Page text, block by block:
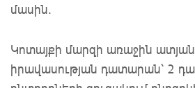
մասին.
Կոտայքի մարզի առաջին
իրավասության դատարան՝ 2